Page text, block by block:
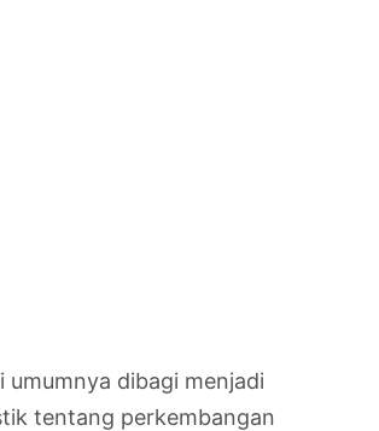
umumnya dibagi menjadi
tentang perkembangan